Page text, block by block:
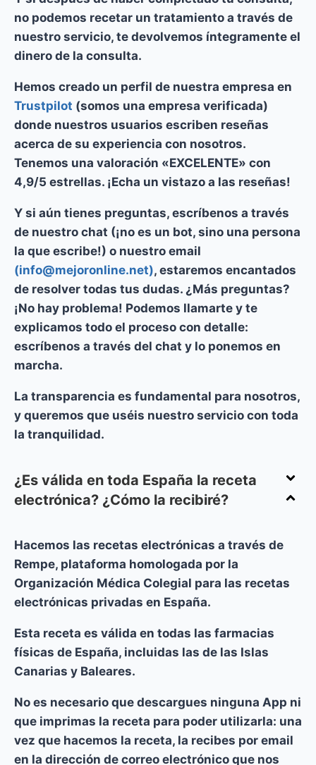
no podemos recetar un tratamiento a través de
nuestro servicio, te devolvemos íntegramente el
dinero de la consulta.
Hemos creado un perfil de nuestra empresa en
Trustpilot (somos una empresa verificada)
donde nuestros usuarios escriben reseñas
acerca de su experiencia con nosotros.
Tenemos una valoración «EXCELENTE» con
4,9/5 estrellas. ¡Echa un vistazo a las reseñas!
Y si aún tienes preguntas, escríbenos a través
de nuestro chat (¡no es un bot, sino una persona
la que escribe!) o nuestro email
(info@mejoronline.net), estaremos encantados
de resolver todas tus dudas. ¿Más preguntas?
¡No hay problema! Podemos llamarte y te
explicamos todo el proceso con detalle:
escríbenos a través del chat y lo ponemos en
marcha.
La transparencia es fundamental para nosotros,
y queremos que uséis nuestro servicio con toda
la tranquilidad.
¿Es válida en toda España la receta
electrónica? ¿Cómo la recibiré?
Hacemos las recetas electrónicas a través de
Rempe, plataforma homologada por la
Organización Médica Colegial para las recetas
electrónicas privadas en España.
Esta receta es válida en todas las farmacias
físicas de España, incluidas las de las Islas
Canarias y Baleares.
No es necesario que descargues ninguna App ni
que imprimas la receta para poder utilizarla: una
vez que hacemos la receta, la recibes por email
en la dirección de correo electrónico que nos